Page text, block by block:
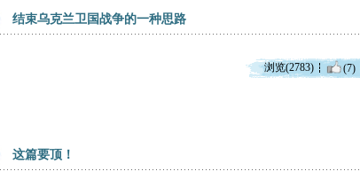
结束乌克兰卫国战争的一种思路
浏览(2783) (7)
这篇要顶！